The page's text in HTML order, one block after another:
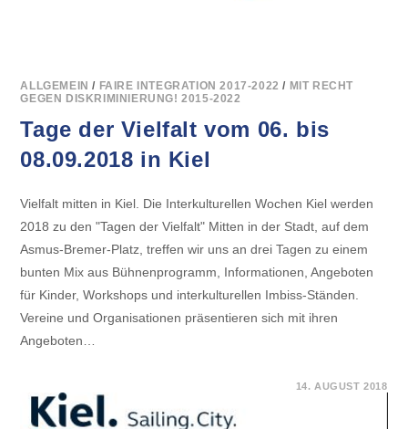
ALLGEMEIN / FAIRE INTEGRATION 2017-2022 / MIT RECHT
GEGEN DISKRIMINIERUNG! 2015-2022
Tage der Vielfalt vom 06. bis
08.09.2018 in Kiel
Vielfalt mitten in Kiel. Die Interkulturellen Wochen Kiel werden
2018 zu den "Tagen der Vielfalt" Mitten in der Stadt, auf dem
Asmus-Bremer-Platz, treffen wir uns an drei Tagen zu einem
bunten Mix aus Bühnenprogramm, Informationen, Angeboten
für Kinder, Workshops und interkulturellen Imbiss-Ständen.
Vereine und Organisationen präsentieren sich mit ihren
Angeboten…
DER
VIELFALT
14. AUGUST 2018